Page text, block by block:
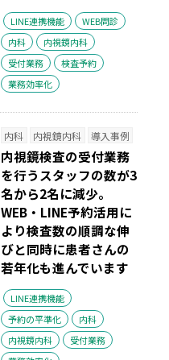
LINE連携機能
WEB問診
内科
内視鏡内科
受付業務
検査予約
業務効率化
内科 内視鏡内科 導入事例
内視鏡検査の受付業務
を行うスタッフの数が3
名から2名に減少。
WEB・LINE予約活用に
より検査数の順調な伸
びと同時に患者さんの
若年化も進んでいます
LINE連携機能
予約の平準化
内科
内視鏡内科
受付業務